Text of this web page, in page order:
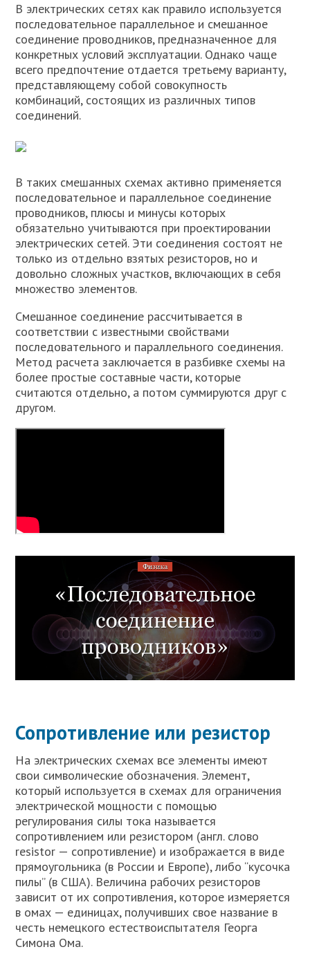
В электрических сетях как правило используется
последовательное параллельное и смешанное
соединение проводников, предназначенное для
конкретных условий эксплуатации. Однако чаще
всего предпочтение отдается третьему варианту,
представляющему собой совокупность
комбинаций, состоящих из различных типов
соединений.
В таких смешанных схемах активно применяется
последовательное и параллельное соединение
проводников, плюсы и минусы которых
обязательно учитываются при проектировании
электрических сетей. Эти соединения состоят не
только из отдельно взятых резисторов, но и
довольно сложных участков, включающих в себя
множество элементов.
Смешанное соединение рассчитывается в
соответствии с известными свойствами
последовательного и параллельного соединения.
Метод расчета заключается в разбивке схемы на
более простые составные части, которые
считаются отдельно, а потом суммируются друг с
другом.
Сопротивление или резистор
На электрических схемах все элементы имеют
свои символические обозначения. Элемент,
который используется в схемах для ограничения
электрической мощности с помощью
регулирования силы тока называется
сопротивлением или резистором (англ. слово
resistor — сопротивление) и изображается в виде
прямоугольника (в России и Европе), либо “кусочка
пилы” (в США). Величина рабочих резисторов
зависит от их сопротивления, которое измеряется
в омах — единицах, получивших свое название в
честь немецкого естествоиспытателя Георга
Симона Ома.